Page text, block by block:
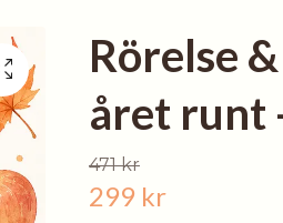
Rörelse
året runt
471 kr
299 kr